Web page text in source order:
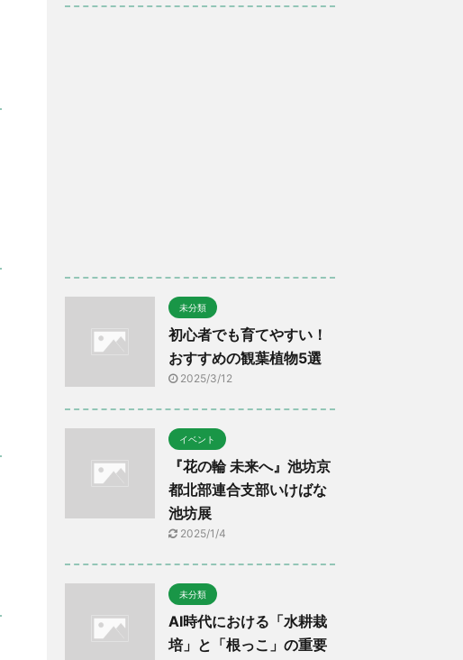
未分類
初心者でも育てやすい！
おすすめの観葉植物5選
2025/3/12
イベント
『花の輪 未来へ』池坊京
都北部連合支部いけばな
池坊展
2025/1/4
未分類
AI時代における「水耕栽
培」と「根っこ」の重要